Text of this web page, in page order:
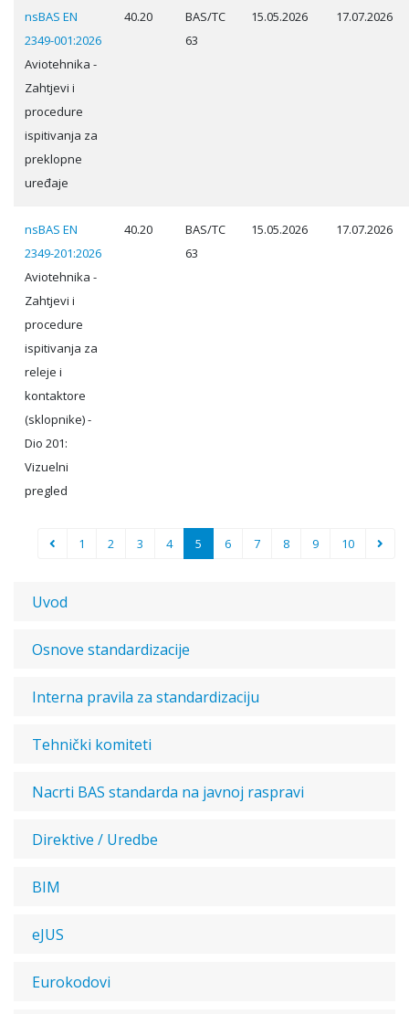
nsBAS EN
2349-001:2026
Aviotehnika -
Zahtjevi i
procedure
ispitivanja za
preklopne
uređaje
40.20
BAS/TC
63
15.05.2026 17.07.2026
nsBAS EN
2349-201:2026
Aviotehnika -
Zahtjevi i
procedure
ispitivanja za
releje i
kontaktore
(sklopnike) -
Dio 201:
Vizuelni
pregled
40.20
BAS/TC
63
15.05.2026 17.07.2026
1 2 3 4 5 6 7 8 9 10
Uvod
Osnove standardizacije
Interna pravila za standardizaciju
Tehnički komiteti
Nacrti BAS standarda na javnoj raspravi
Direktive / Uredbe
BIM
eJUS
Eurokodovi